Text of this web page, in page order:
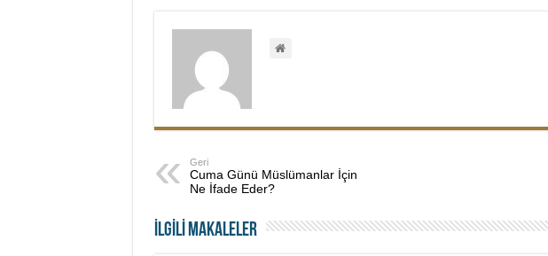
Geri
Cuma Günü Müslümanlar İçin
Ne İfade Eder?
İLGİLİ MAKALELER